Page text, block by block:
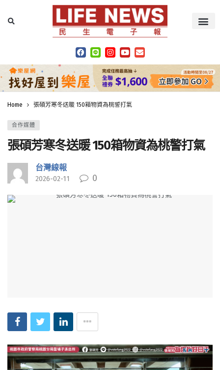
Home 張碩芳寒冬送暖 150箱物資為桃警打氣
合作媒體
張碩芳寒冬送暖 150箱物資為桃警打氣
台灣線報
2026-02-11 0